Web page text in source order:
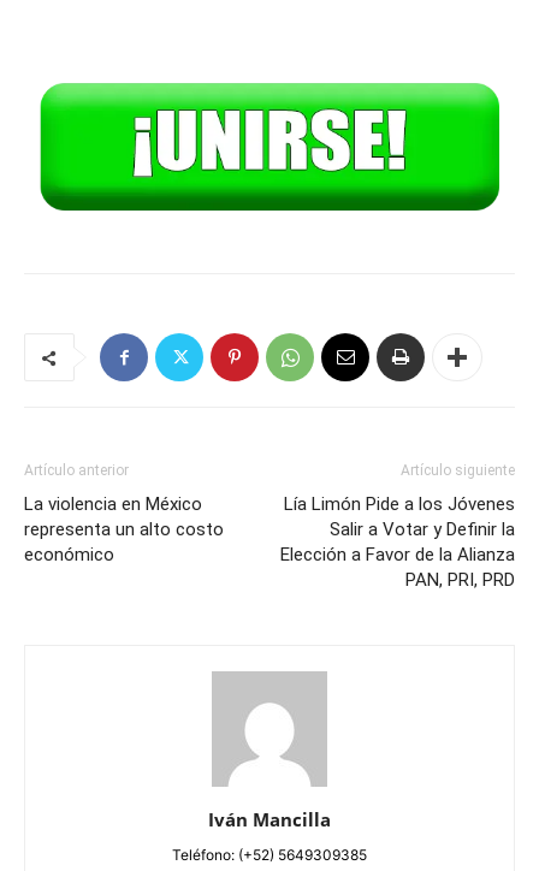
Artículo anterior
La violencia en México
representa un alto costo
económico
Artículo siguiente
Lía Limón Pide a los Jóvenes
Salir a Votar y Definir la
Elección a Favor de la Alianza
PAN, PRI, PRD
Iván Mancilla
Teléfono: (+52) 5649309385